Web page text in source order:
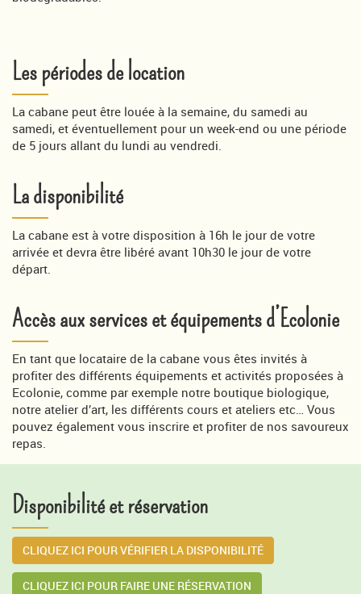
Les périodes de location
La cabane peut être louée à la semaine, du samedi au
samedi, et éventuellement pour un week-end ou une période
de 5 jours allant du lundi au vendredi.
La disponibilité
La cabane est à votre disposition à 16h le jour de votre
arrivée et devra être libéré avant 10h30 le jour de votre
départ.
Accès aux services et équipements d’Ecolonie
En tant que locataire de la cabane vous êtes invités à
profiter des différents équipements et activités proposées à
Ecolonie, comme par exemple notre boutique biologique,
notre atelier d’art, les différents cours et ateliers etc… Vous
pouvez également vous inscrire et profiter de nos savoureux
repas.
Disponibilité et réservation
CLIQUEZ ICI POUR VÉRIFIER LA DISPONIBILITÉ
CLIQUEZ ICI POUR FAIRE UNE RÉSERVATION